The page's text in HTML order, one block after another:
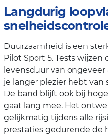
Langdurig
Duurzaamheid is een
Pilot Sport 5. Tests
levensduur van
je langer plezier hebt van
De band blijft ook bij
gaat lang mee. Het
gelijkmatig tijdens alle
prestaties gedurende de